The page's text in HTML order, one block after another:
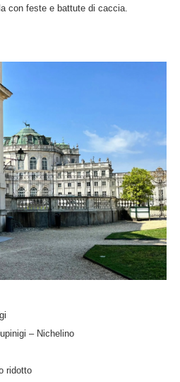
con feste e battute di caccia.
– Nichelino
ridotto